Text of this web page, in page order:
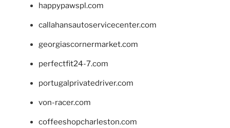
happypawspl.com
callahansautoservicecenter.com
georgiascornermarket.com
perfectfit24-7.com
portugalprivatedriver.com
von-racer.com
coffeeshopcharleston.com